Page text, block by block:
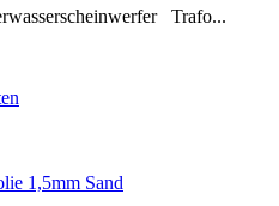
Trafo...